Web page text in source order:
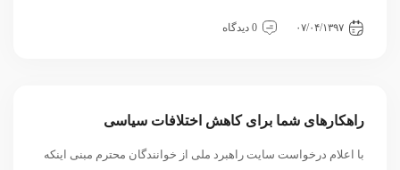
۰۷/۰۴/۱۳۹۷
0 دیدگاه
راهکارهای شما برای کاهش اختلافات سیاسی
با اعلام درخواست سایت راهبرد ملی از خوانندگان محترم مبنی اینکه